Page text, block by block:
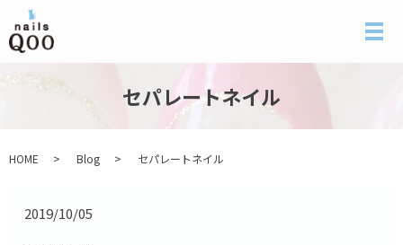
メ
セパレートネイル
HOME Blog セパレートネイル
2019/10/05